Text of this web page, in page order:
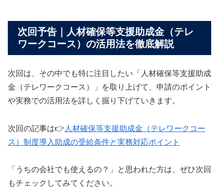
次回予告｜人材確保等支援助成金（テレ
ワークコース）の活用法を徹底解説
次回は、その中でも特に注目したい「人材確保等支援助成
金（テレワークコース）」を取り上げて、申請のポイント
や実務での活用法を詳しく掘り下げていきます。
次回の記事は👉 人材確保等支援助成金（テレワークコー
ス）制度導入助成の受給条件と実務対応ポイント
「うちの会社でも使えるの？」と思われた方は、ぜひ次回
もチェックしてみてください。